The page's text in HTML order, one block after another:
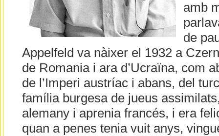
amb
de
Appelfeld va nàixer el 1932 a
de Romania i ara d’Ucraïna, com
de l’Imperi austríac i abans, del
família burgesa de jueus
alemany i aprenia francés, i era
quan a penes tenia vuit anys,